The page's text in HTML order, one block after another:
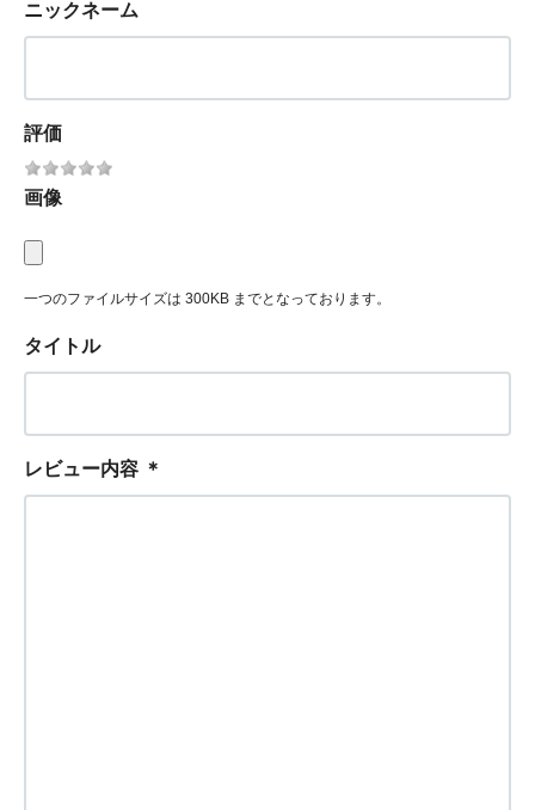
ニックネーム
評価
画像
一つのファイルサイズは 300KB までとなっております。
タイトル
レビュー内容 ＊